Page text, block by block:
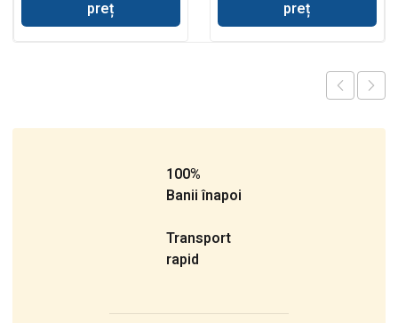
preț preț
100%
Banii înapoi
Transport
rapid